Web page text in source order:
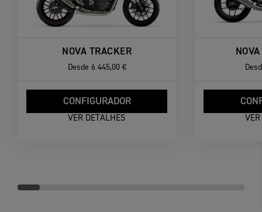
NOVA TRACKER
Desde 6 445,00 €
CONFIGURADOR
VER DETALHES